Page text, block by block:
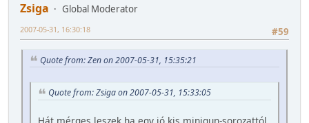
Zsiga
Global Moderator
#59
2007-05-31, 16:30:18
Quote from: Zen on 2007-05-31, 15:35:21
Quote from: Zsiga on 2007-05-31, 15:33:05